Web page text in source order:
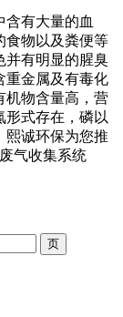
含有大量的血
食物以及粪便等
并有明显的腥臭
重金属及有毒化
机物含量高，营
形式存在，磷以
熙诚环保为您推
废气收集系统